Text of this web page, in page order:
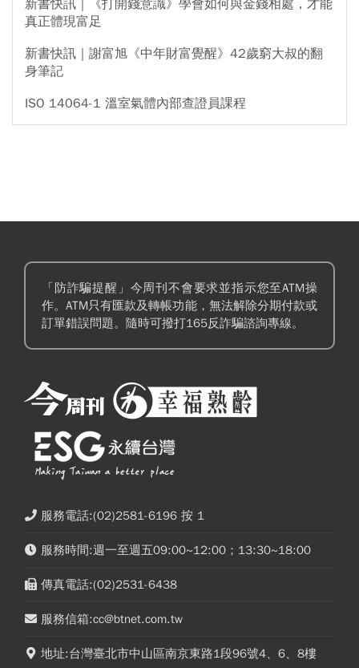
新書快訊｜《打開錢意識》學會如何與金錢相處，才能
真正體現富足
新書快訊｜謝富旭《中年財富覺醒》42歲窮大叔的翻
身筆記
ISO 14064-1 溫室氣體內部查證員課程
「防詐騙提醒」今周刊不會要求並指示您至ATM操
作。ATM只有匯款及轉帳功能，無法解除分期付款或
訂單錯誤問題。隨時可撥打165反詐騙諮詢專線。
服務電話:(02)2581-6196 按 1
服務時間:週一至週五09:00~12:00；13:30~18:00
傳真電話:(02)2531-6438
服務信箱:cc@btnet.com.tw
地址:台灣臺北市中山區南京東路1段96號4、6、8樓